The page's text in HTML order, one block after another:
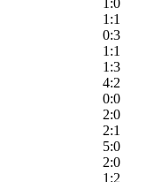
1:0
1:1
0:3
1:1
1:3
4:2
0:0
2:0
2:1
5:0
2:0
1:2